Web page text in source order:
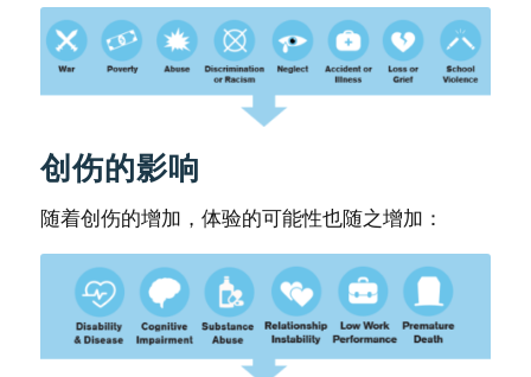
创伤的影响
随着创伤的增加，体验的可能性也随之增加：